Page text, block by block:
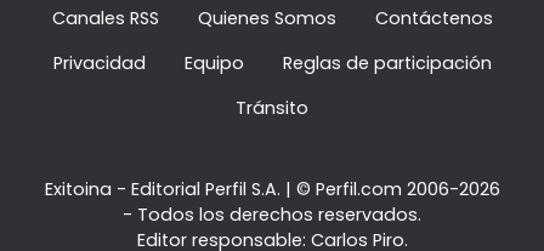
Canales RSS Quienes Somos
Contáctenos
Privacidad
Equipo
Reglas de participación
Tránsito
Exitoina - Editorial Perfil S.A. | © Perfil.com 2006-2026
- Todos los derechos reservados.
Editor responsable: Carlos Piro.